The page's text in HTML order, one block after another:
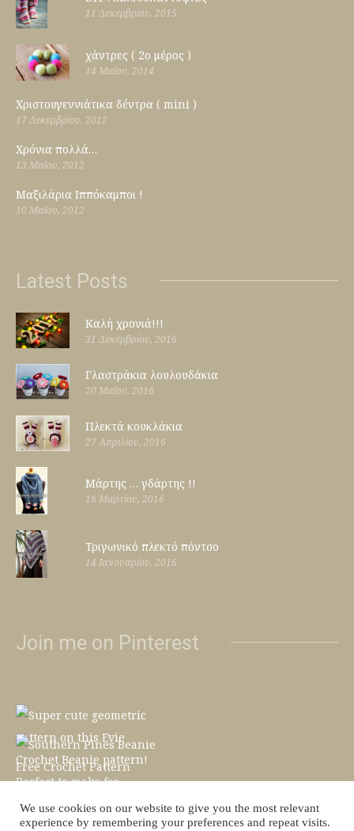
11 Δεκεμβρίου, 2015
χάντρες ( 2ο μέρος )
14 Μαΐου, 2014
Χριστουγεννιάτικα δέντρα ( mini )
17 Δεκεμβρίου, 2012
Χρόνια πολλά…
13 Μαΐου, 2012
Μαξιλάρια Ιππόκαμποι !
10 Μαΐου, 2012
Latest Posts
Καλή χρονιά!!!
31 Δεκεμβρίου, 2016
Γλαστράκια λουλουδάκια
20 Μαΐου, 2016
Πλεκτά κουκλάκια
27 Απριλίου, 2016
Μάρτης … γδάρτης !!
16 Μαρτίου, 2016
Τριγωνικό πλεκτό πόντσο
14 Ιανουαρίου, 2016
Join me on Pinterest
We use cookies on our website to give you the most relevant
experience by remembering your preferences and repeat visits.